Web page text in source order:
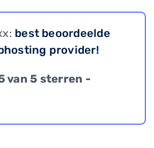
best beoordeelde
provider!
van 5 sterren -